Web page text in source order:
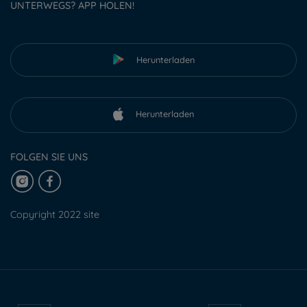
UNTERWEGS? APP HOLEN!
Herunterladen
Herunterladen
FOLGEN SIE UNS
Copyright 2022 site